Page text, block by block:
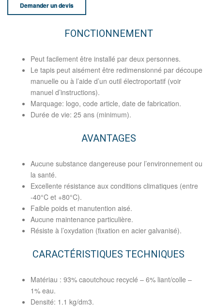
Demander un devis
FONCTIONNEMENT
Peut facilement être installé par deux personnes.
Le tapis peut aisément être redimensionné par découpe
manuelle ou à l’aide d’un outil électroportatif (voir
manuel d’instructions).
Marquage: logo, code article, date de fabrication.
Durée de vie: 25 ans (minimum).
AVANTAGES
Aucune substance dangereuse pour l’environnement ou
la santé.
Excellente résistance aux conditions climatiques (entre
-40°C et +80°C).
Faible poids et manutention aisé.
Aucune maintenance particulière.
Résiste à l’oxydation (fixation en acier galvanisé).
CARACTÉRISTIQUES TECHNIQUES
Matériau : 93% caoutchouc recyclé – 6% liant/colle –
1% eau.
Densité: 1.1 kg/dm3.